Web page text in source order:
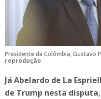
Presidente da Colômbia, Gustavo
reprodução
Já Abelardo de La
de Trump nesta